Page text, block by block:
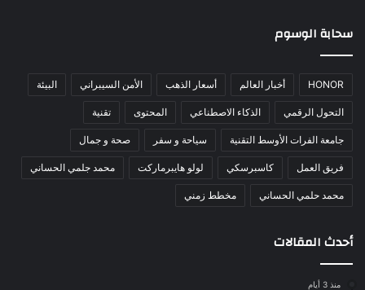
سحابة الوسوم
HONOR أخبار العالم أسعار الذهب الأمن السيبراني البيئة
التحول الرقمي الذكاء الاصطناعي المحتوى تقنية
جامعة الفرات الأوسط التقنية سياحة و سفر صحة و جمال
فريق العمل كاسبرسكي لولو هايبرماركت محمد جلمي الحساني
محمد حلمي الحساني مخطط زمني
أحدث المقالات
منذ 3 أيام